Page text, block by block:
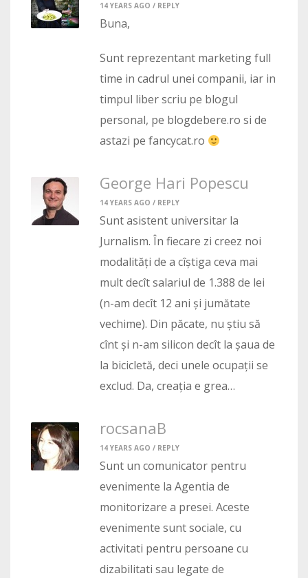
14 YEARS AGO / REPLY
Buna,
Sunt reprezentant marketing full
time in cadrul unei companii, iar in
timpul liber scriu pe blogul
personal, pe blogdebere.ro si de
astazi pe fancycat.ro
George Hari Popescu
14 YEARS AGO / REPLY
Sunt asistent universitar la
Jurnalism. În fiecare zi creez noi
modalități de a cîștiga ceva mai
mult decît salariul de 1.388 de lei
(n-am decît 12 ani și jumătate
vechime). Din păcate, nu știu să
cînt și n-am silicon decît la șaua de
la bicicletă, deci unele ocupații se
exclud. Da, creația e grea…
rocsanaB
14 YEARS AGO / REPLY
Sunt un comunicator pentru
evenimente la Agentia de
monitorizare a presei. Aceste
evenimente sunt sociale, cu
activitati pentru persoane cu
dizabilitati sau legate de